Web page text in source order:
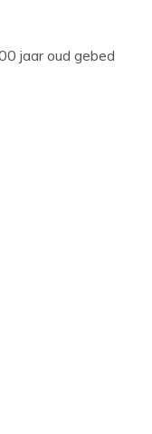
jaar oud gebed